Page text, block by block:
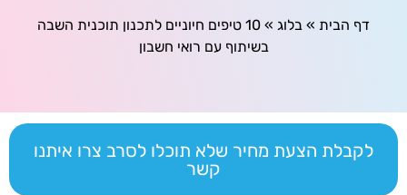
דף הבית » בלוג »
10 טיפים חיוניים לתכנון תוכנית השבה
בשיתוף עם רואי חשבון
לקבלת הצעת מחיר שלא תוכלו לסרב צרו איתנו
קשר